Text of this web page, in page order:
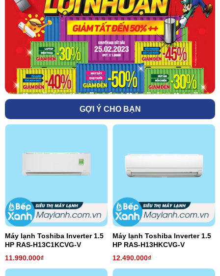
GỢI Ý CHO BẠN
Máy lạnh Toshiba Inverter 1.5
HP RAS-H13C1KCVG-V
11.990.000₫
Máy lạnh Toshiba Inverter 1.5
HP RAS-H13HKCVG-V
12.490.000₫